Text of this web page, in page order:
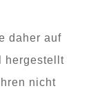
daher auf
hergestellt
nicht